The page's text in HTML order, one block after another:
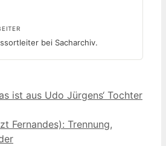
bei Sacharchiv.
ist aus Udo Jürgens‘ Tochter
Fernandes): Trennung,